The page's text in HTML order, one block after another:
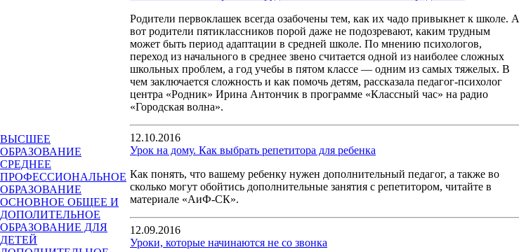
ВЫСШЕЕ
ОБРАЗОВАНИЕ
СРЕДНЕЕ
ПРОФЕССИОНАЛЬНОЕ
ОБРАЗОВАНИЕ
ОСНОВНОЕ ОБЩЕЕ И
ДОПОЛИТЕЛЬНОЕ
ОБРАЗОВАНИЕ ДЛЯ
ДЕТЕЙ
Родители первоклашек всегда озабочены тем, как их чадо привыкнет к школе. А
вот родители пятиклассников порой даже не подозревают, каким трудным
может быть период адаптации в средней школе. По мнению психологов,
переход из начального в среднее звено считается одной из наиболее сложных
школьных проблем, а год учебы в пятом классе — одним из самых тяжелых. В
чем заключается сложность и как помочь детям, рассказала педагог-психолог
центра «Родник» Ирина Антончик в программе «Классный час» на радио
«Городская волна».
12.10.2016
Урок на дому. Как выбрать репетитора для ребенка
Как понять, что вашему ребенку нужен дополнительный педагог, а также во
сколько могут обойтись дополнительные занятия с репетитором, читайте в
материале «АиФ-СК».
12.09.2016
Уроки, которые начинаются не со звонка